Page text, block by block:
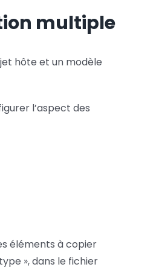
–
multiple
hôte et un modèle
l’aspect des
éléments à copier
», dans le fichier